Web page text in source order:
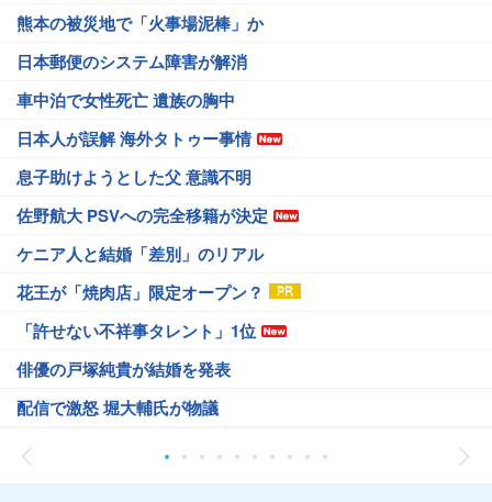
熊本の被災地で「火事場泥棒」か
日本郵便のシステム障害が解消
車中泊で女性死亡 遺族の胸中
日本人が誤解 海外タトゥー事情
息子助けようとした父 意識不明
佐野航大 PSVへの完全移籍が決定
ケニア人と結婚「差別」のリアル
花王が「焼肉店」限定オープン？
「許せない不祥事タレント」1位
俳優の戸塚純貴が結婚を発表
配信で激怒 堀大輔氏が物議